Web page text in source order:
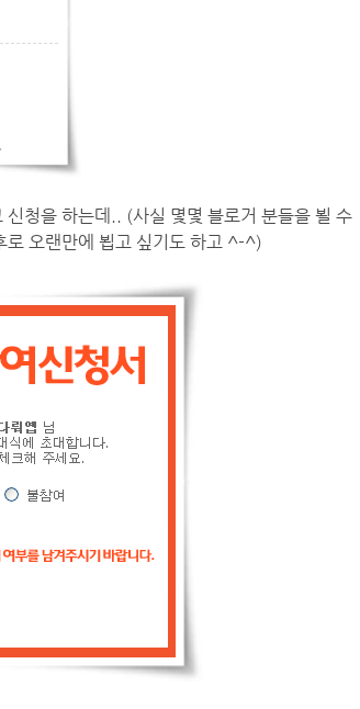
청을 하는데.. (사실 몇몇 블로거 분들을 뵐 수
로 오랜만에 뵙고 싶기도 하고 ^-^)